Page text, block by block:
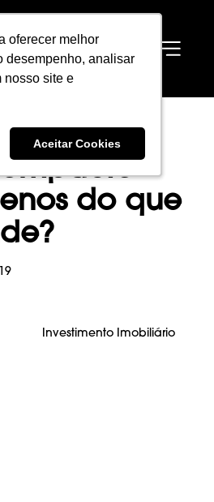
oferecer melhor
desempenho, analisar
nosso site e
Aceitar Cookies
oferecer melhor
desempenho, analisar
nosso site e
Aceitar Cookies
EN
IMOBILIÁRIO
→
DO QUE UM GRANDE?
do que
Investimento Imobiliário